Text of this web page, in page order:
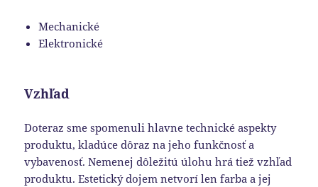
Mechanické
Elektronické
Vzhľad
Doteraz sme spomenuli hlavne technické aspekty
produktu, kladúce dôraz na jeho funkčnosť a
vybavenosť. Nemenej dôležitú úlohu hrá tiež vzhľad
produktu. Estetický dojem netvorí len farba a jej